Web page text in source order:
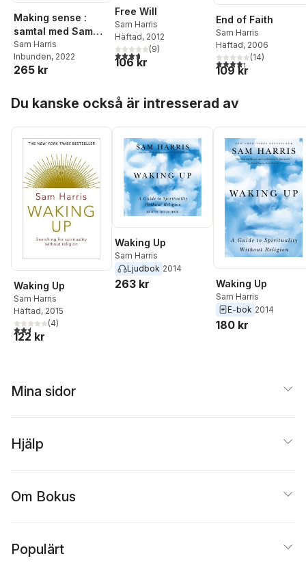
Making sense :
samtal med Sam
Harris
Sam Harris
Inbunden, 2022
265 kr
Free Will
Sam Harris
Häftad, 2012
3,7utav 5 stjärnor. Totalt antal röster:
(9)
106 kr
End of Faith
Sam Harris
Häftad, 2006
4,3utav 5 stjärnor.
(14)
109 kr
Du kanske också är intresserad av
Waking Up
Sam Harris
Häftad, 2015
2,5utav 5 stjärnor. Totalt antal röster:
(4)
122 kr
Waking Up
Sam Harris
Ljudbok 2014
263 kr Waking Up
Sam Harris
E-bok 2014
180 kr
Mina sidor
Hjälp
Om Bokus
Populärt